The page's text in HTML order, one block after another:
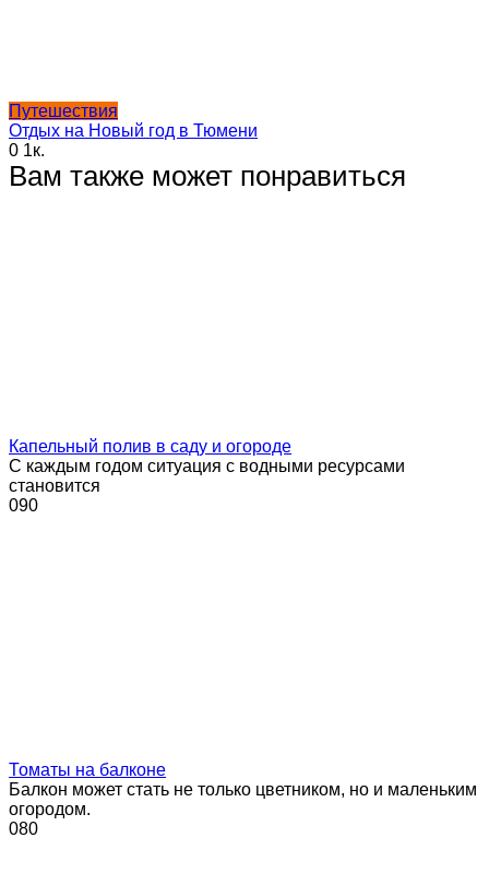
Путешествия
Отдых на Новый год в Тюмени
0 1к.
Вам также может понравиться
Капельный полив в саду и огороде
С каждым годом ситуация с водными ресурсами
становится
090
Томаты на балконе
Балкон может стать не только цветником, но и маленьким
огородом.
080